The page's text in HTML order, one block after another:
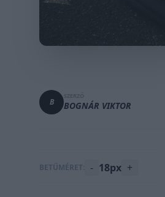
B BOGNÁR VIKTOR
BETŰMÉRET: - 18px +